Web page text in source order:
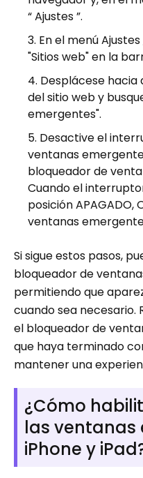
“ Ajustes ”.
En el menú
"Sitios web" en la
Desplácese hacia
del sitio web y
emergentes".
Desactive el
ventanas
bloqueador de
Cuando el
posición
ventanas
Si sigue estos pasos,
bloqueador de
permitiendo que
cuando sea necesario.
el bloqueador de
que haya terminado
mantener una
¿Cómo
las ventanas
iPhone y